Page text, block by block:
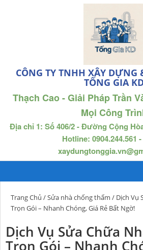
CÔNG TY TNHH XÂY
TỐNG GIA
Thạch Cao - Giải Pháp Trần
Mọi Công
Địa chỉ 1: Số 406/2 - Đường Cộng
Hotline: 0904.244.561
Trang Chủ /Sửa nhà chống thấm / Dịch Vụ
Trọn Gói – Nhanh Chóng, Giá Rẻ Bất Ngờ!
Dịch Vụ Sửa Chữa
Trọn Gói – Nhanh